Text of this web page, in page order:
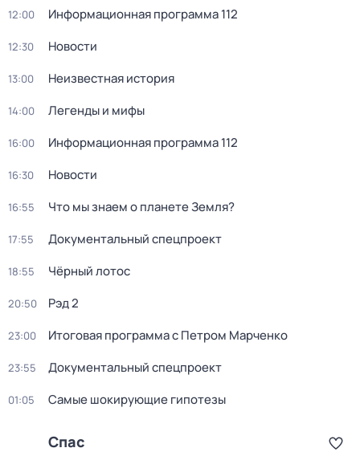
12:00 Информационная программа 112
12:30 Новости
13:00 Неизвестная история
14:00 Легенды и мифы
16:00 Информационная программа 112
16:30 Новости
16:55 Что мы знаем о планете Земля?
17:55 Докyментальный cпецпроект
18:55 Чёрный лотос
20:50 Рэд 2
23:00 Итоговая программа с Петром Марченко
23:55 Докyментальный cпецпроект
01:05 Самые шoкиpующие гипотезы
Спас